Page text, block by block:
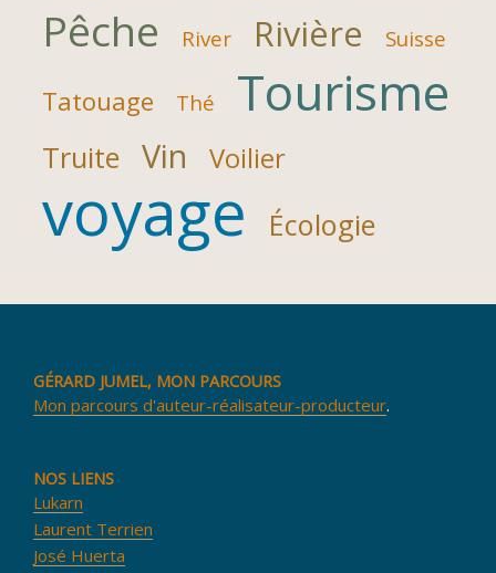
Pêche River Rivière Suisse
Tatouage Thé Tourisme
Truite Vin Voilier
voyage Écologie
GÉRARD JUMEL, MON PARCOURS
Mon parcours d'auteur-réalisateur-producteur.
NOS LIENS
Lukarn
Laurent Terrien
José Huerta